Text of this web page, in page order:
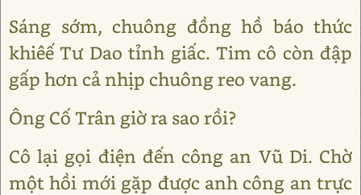
Sáng sớm, chuông đồng hồ báo thức
khiêế Tư Dao tỉnh giấc. Tim cô còn đập
gấp hơn cả nhịp chuông reo vang.
Ông Cố Trân giờ ra sao rồi?
Cô lại gọi điện đến công an Vũ Di. Chờ
một hồi mới gặp được anh công an trực